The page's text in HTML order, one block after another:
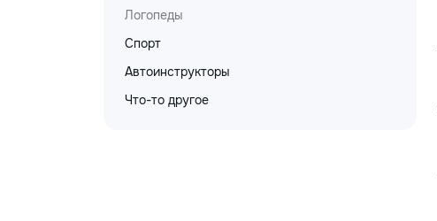
Логопеды
Спорт
Автоинструкторы
Что-то другое